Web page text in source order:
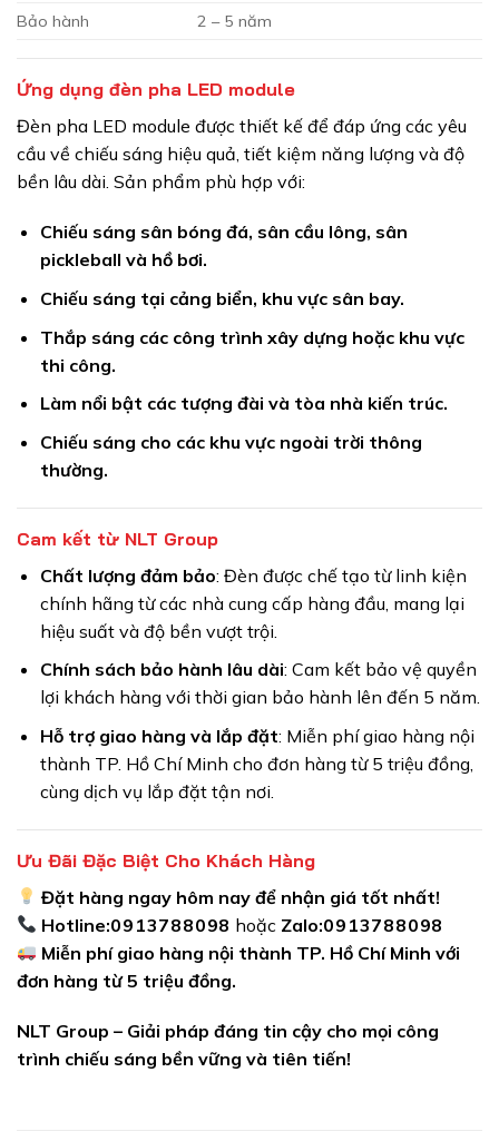
Bảo hành 2 – 5 năm
Ứng dụng đèn pha LED module
Đèn pha LED module được thiết kế để đáp ứng các yêu
cầu về chiếu sáng hiệu quả, tiết kiệm năng lượng và độ
bền lâu dài. Sản phẩm phù hợp với:
Chiếu sáng sân bóng đá, sân cầu lông, sân
pickleball và hồ bơi.
Chiếu sáng tại cảng biển, khu vực sân bay.
Thắp sáng các công trình xây dựng hoặc khu vực
thi công.
Làm nổi bật các tượng đài và tòa nhà kiến trúc.
Chiếu sáng cho các khu vực ngoài trời thông
thường.
Cam kết từ NLT Group
Chất lượng đảm bảo: Đèn được chế tạo từ linh kiện
chính hãng từ các nhà cung cấp hàng đầu, mang lại
hiệu suất và độ bền vượt trội.
Chính sách bảo hành lâu dài: Cam kết bảo vệ quyền
lợi khách hàng với thời gian bảo hành lên đến 5 năm.
Hỗ trợ giao hàng và lắp đặt: Miễn phí giao hàng nội
thành TP. Hồ Chí Minh cho đơn hàng từ 5 triệu đồng,
cùng dịch vụ lắp đặt tận nơi.
Ưu Đãi Đặc Biệt Cho Khách Hàng
Đặt hàng ngay hôm nay để nhận giá tốt nhất!
Hotline:0913788098 hoặc Zalo:0913788098
Miễn phí giao hàng nội thành TP. Hồ Chí Minh với
đơn hàng từ 5 triệu đồng.
NLT Group – Giải pháp đáng tin cậy cho mọi công
trình chiếu sáng bền vững và tiên tiến!